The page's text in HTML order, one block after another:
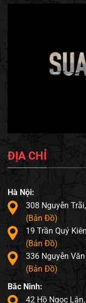
ĐỊA CHỈ
Hà Nội:
308 Nguyễn
(Bản Đồ)
19 Trần Quý
(Bản Đồ)
336 Nguyễn
(Bản Đồ)
Bắc Ninh:
42 Hồ Ngọc